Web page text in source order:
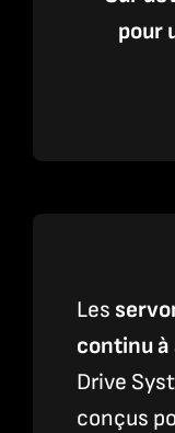
pour
Les
continu
Drive
conçus